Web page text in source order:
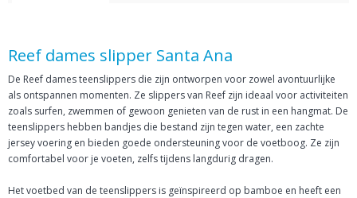
Reef dames slipper Santa Ana
De Reef dames teenslippers die zijn ontworpen voor zowel avontuurlijke
als ontspannen momenten. Ze slippers van Reef zijn ideaal voor activiteiten
zoals surfen, zwemmen of gewoon genieten van de rust in een hangmat. De
teenslippers hebben bandjes die bestand zijn tegen water, een zachte
jersey voering en bieden goede ondersteuning voor de voetboog. Ze zijn
comfortabel voor je voeten, zelfs tijdens langdurig dragen.
Het voetbed van de teenslippers is geïnspireerd op bamboe en heeft een